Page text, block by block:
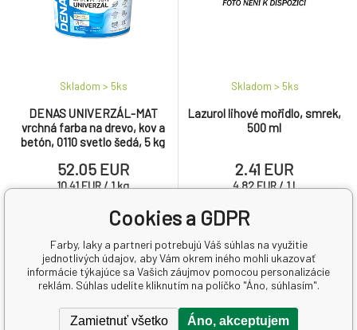
DENAS UNIVERZÁL-MAT
vrchná farba na drevo, kov a
betón, 0110 svetlo šedá, 5 kg
Skladom > 5ks
52.05 EUR
10.41EUR/1kg
Matná univerzálna vodou
na kov, drevo, betón, pozink,
meď aj sadrokartón.
Lazurol lihové mořidlo, smrek,
500 ml
Skladom > 5ks
2.41 EUR
4.82EUR/1l
Lazurol Lihové mořidlo je
báze. Je určené na morenie
dreva a všetkých poréznych
materiálov (napr.betón, tehly).
preniká hlboko do podkladu.
Cookies a GDPR
Farby, laky a partneri potrebujú Váš súhlas na využitie
jednotlivých údajov, aby Vám okrem iného mohli ukazovať
informácie týkajúce sa Vašich záujmov pomocou personalizácie
reklám. Súhlas udelíte kliknutím na políčko "Áno, súhlasím".
Zamietnuť všetko Áno, akceptujem